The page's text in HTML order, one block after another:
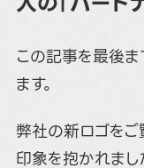
この記事を最後
ます。
弊社の新ロゴをご
印象を抱かれまし